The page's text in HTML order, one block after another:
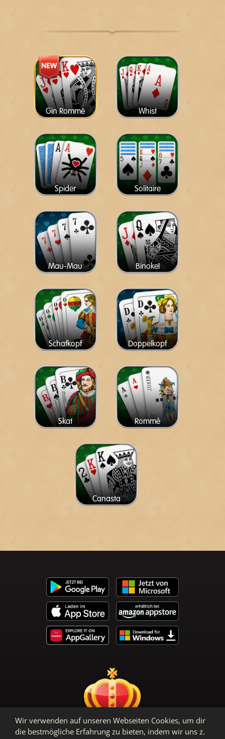
Gin Rommé Whist
Spider Solitaire
Mau-Mau Binokel
Schafkopf Doppelkopf
Skat Rommé
Canasta
Wir verwenden auf unseren Webseiten Cookies, um dir
die bestmögliche Erfahrung zu bieten, indem wir uns z.